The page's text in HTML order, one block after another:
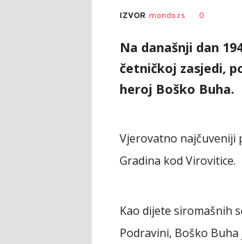
IZVOR mondo.rs 0
Na današnji dan
četničkoj zasjedi,
heroj Boško Buha.
Vjerovatno najčuveniji
Gradina kod Virovitice.
Kao dijete siromašnih
Podravini, Boško